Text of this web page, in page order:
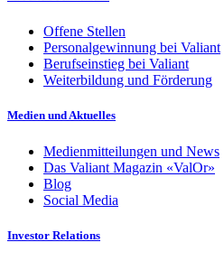
Offene Stellen
Personalgewinnung bei Valiant
Berufseinstieg bei Valiant
Weiterbildung und Förderung
Medien und Aktuelles
Medienmitteilungen und News
Das Valiant Magazin «ValOr»
Blog
Social Media
Investor Relations